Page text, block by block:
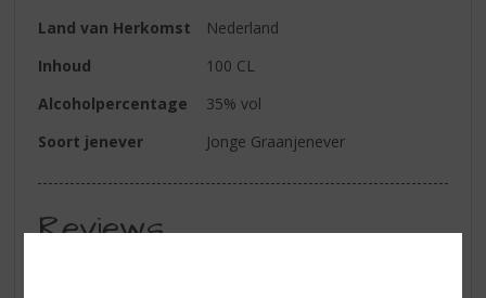
Land van Herkomst
Nederland
Inhoud
100 CL
Alcoholpercentage
35% vol
Soort jenever
Jonge Graanjenever
Reviews